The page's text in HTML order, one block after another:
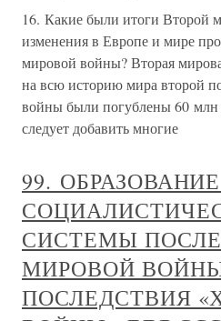
16. Какие были итоги Второй
изменения в Европе и мире
мировой войны? Вторая
на всю историю мира второй
войны были погублены 60
следует добавить многие
99.
СИСТЕМЫ
МИРОВОЙ
ПОСЛЕДСТВИЯ